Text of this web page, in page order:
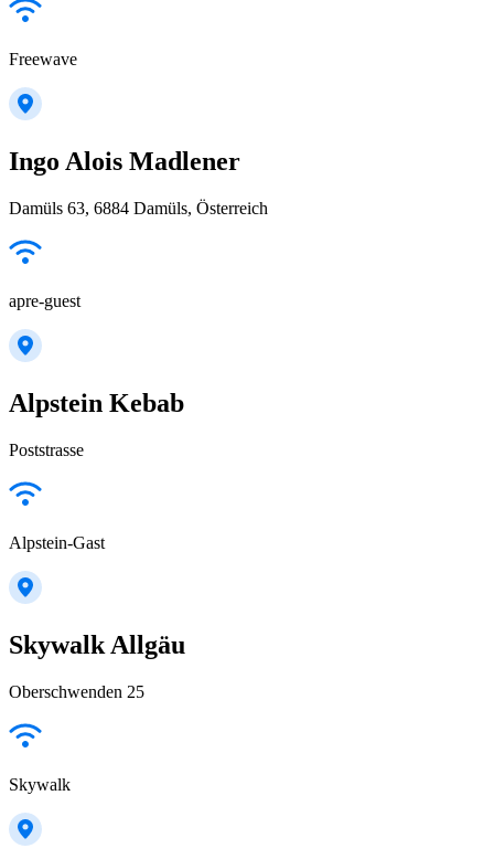
Freewave
Ingo Alois Madlener
Damüls 63, 6884 Damüls, Österreich
apre-guest
Alpstein Kebab
Poststrasse
Alpstein-Gast
Skywalk Allgäu
Oberschwenden 25
Skywalk